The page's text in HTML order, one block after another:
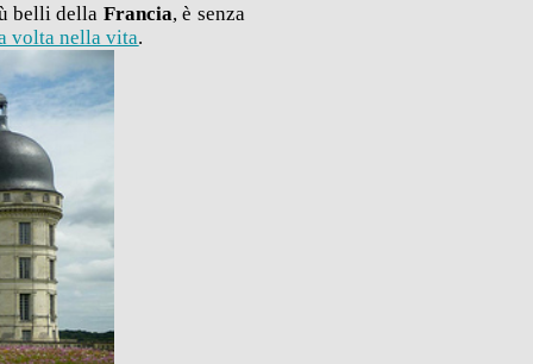
belli della Francia, è senza
volta nella vita.